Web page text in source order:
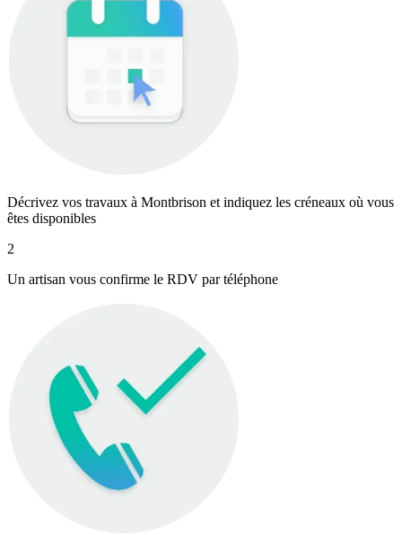
Décrivez vos travaux à Montbrison et indiquez les créneaux où vous
êtes disponibles
2
Un artisan vous confirme le RDV par téléphone